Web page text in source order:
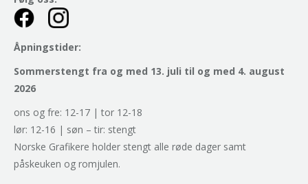
Åpningstider:
Sommerstengt fra og med 13. juli til og med 4. august
2026
ons og fre: 12-17 | tor 12-18
lør: 12-16 | søn – tir: stengt
Norske Grafikere holder stengt alle røde dager samt
påskeuken og romjulen.